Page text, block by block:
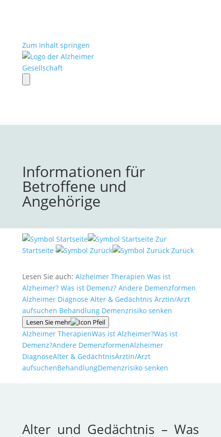
Zum Inhalt springen
Informationen für
Betroffene und
Angehörige
Zur
Startseite
Zurück
Lesen Sie auch: Alzheimer Therapien Was ist
Alzheimer? Was ist Demenz? Andere Demenzformen
Alzheimer Diagnose Alter & Gedächtnis Ärztin/Arzt
aufsuchen Behandlung Demenzrisiko senken
Lesen Sie mehr
Alzheimer TherapienWas ist Alzheimer?Was ist
Demenz?Andere DemenzformenAlzheimer
DiagnoseAlter & GedächtnisÄrztin/Arzt
aufsuchenBehandlungDemenzrisiko senken
Alter und Gedächtnis – Was